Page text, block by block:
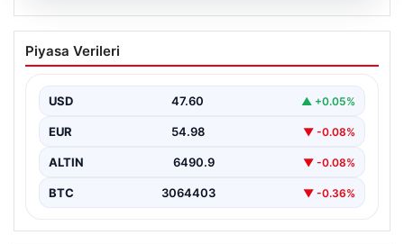
05.08.2026
2 yaşındaki bebeği Heimlich
manevrasıyla kurtaran personele ödül
Bebeği Heimlich Manevrası ile Kurtaran Havalimanı
Personeline…
Piyasa Verileri
USD 47.60 ▲ +0.05%
EUR 54.98 ▼ -0.08%
ALTIN 6490.9 ▼ -0.08%
BTC 3064403 ▼ -0.36%